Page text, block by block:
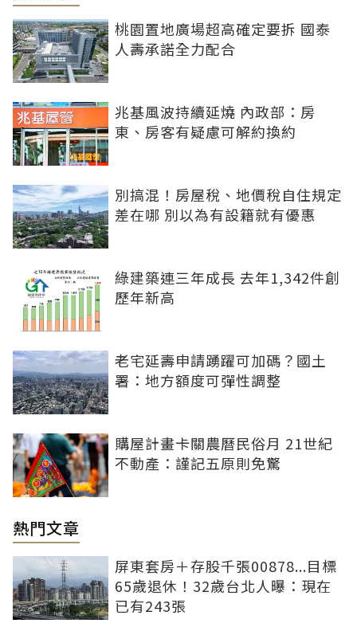
桃園置地廣場超高確定要拆 國泰
人壽承諾全力配合
兆基風波持續延燒 內政部：房
東、房客有疑慮可解約換約
別搞混！房屋稅、地價稅自住規定
差在哪 別以為有設籍就有優惠
綠建築連三年成長 去年1,342件創
歷年新高
老宅延壽申請踴躍可加碼？國土
署：地方額度可彈性調整
購屋計畫卡關農曆民俗月 21世紀
不動產：謹記五原則免驚
熱門文章
屏東套房＋存股千張00878...目標
65歲退休！32歲台北人曝：現在
已有243張